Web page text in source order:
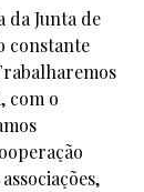
da Junta de
constante
com o